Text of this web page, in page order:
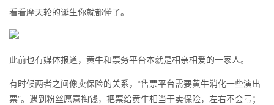
看看摩天轮的诞生你就都懂了。
此前也有媒体报道，黄牛和票务平台本就是相亲相爱的一家人。
有时候两者之间像卖保险的关系，“售票平台需要黄牛消化一些演出
票”。遇到粉丝愿意掏钱，把票给黄牛相当于卖保险，左右不会亏；